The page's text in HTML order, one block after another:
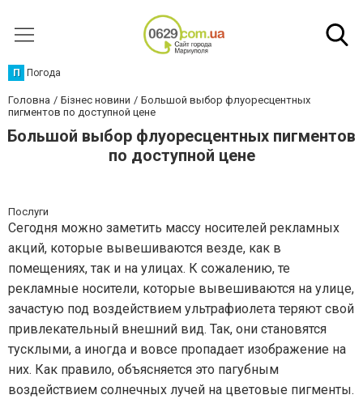
П Погода
Головна Бізнес новини
Большой выбор флуоресцентных
пигментов по доступной цене
Большой выбор флуоресцентных пигментов
по доступной цене
Послуги
Сегодня можно заметить массу носителей рекламных
акций, которые вывешиваются везде, как в
помещениях, так и на улицах. К сожалению, те
рекламные носители, которые вывешиваются на улице,
зачастую под воздействием ультрафиолета теряют свой
привлекательный внешний вид. Так, они становятся
тусклыми, а иногда и вовсе пропадает изображение на
них. Как правило, объясняется это пагубным
воздействием солнечных лучей на цветовые пигменты.